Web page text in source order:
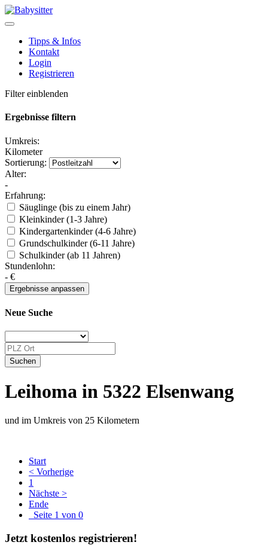
Tipps & Infos
Kontakt
Login
Registrieren
Filter einblenden
Ergebnisse filtern
Umkreis:
Kilometer
Sortierung:
Alter:
-
Erfahrung:
Säuglinge (bis zu einem Jahr)
Kleinkinder (1-3 Jahre)
Kindergartenkinder (4-6 Jahre)
Grundschulkinder (6-11 Jahre)
Schulkinder (ab 11 Jahren)
Stundenlohn:
- €
Neue Suche
Leihoma in 5322 Elsenwang
und im Umkreis von 25 Kilometern
Start
< Vorherige
1
Nächste >
Ende
Seite 1 von 0
Jetzt kostenlos registrieren!